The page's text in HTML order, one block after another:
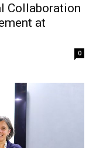
Collaboration
at
0